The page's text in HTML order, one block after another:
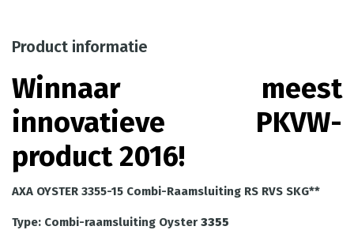
Product informatie
Winnaar meest
innovatieve PKVW-
product 2016!
AXA OYSTER 3355-15 Combi-Raamsluiting RS RVS SKG**
Type: Combi-raamsluiting Oyster 3355